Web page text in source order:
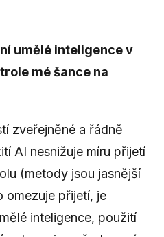
umělé inteligence v
mé šance na
zveřejněné a řádně
AI nesnižuje míru přijetí
(metody jsou jasnější
omezuje přijetí, je
inteligence, použití